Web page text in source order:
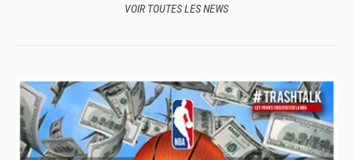
VOIR TOUTES LES NEWS